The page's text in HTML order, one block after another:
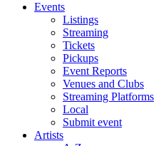
Events
Listings
Streaming
Tickets
Pickups
Event Reports
Venues and Clubs
Streaming Platforms
Local
Submit event
Artists